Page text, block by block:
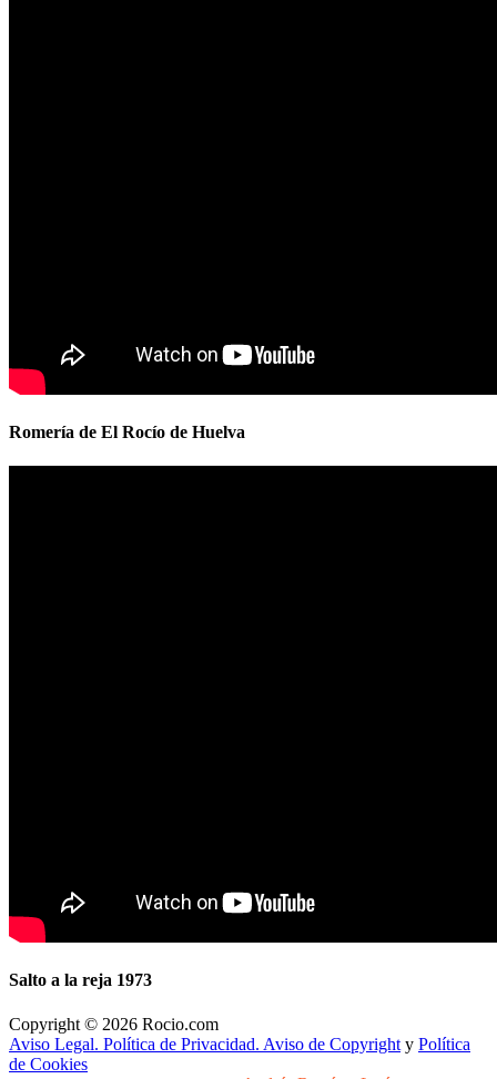
Romería de El Rocío de Huelva
Salto a la reja 1973
Copyright © 2026 Rocio.com
Aviso Legal. Política de Privacidad. Aviso de Copyright y Política
de Cookies